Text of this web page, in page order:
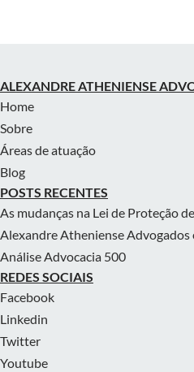
ALEXANDRE ATHENIENSE
Home
Sobre
Áreas de atuação
Blog
POSTS RECENTES
As mudanças na Lei de Proteção
Alexandre Atheniense Advogados
Análise Advocacia 500
REDES SOCIAIS
Facebook
Linkedin
Twitter
Youtube